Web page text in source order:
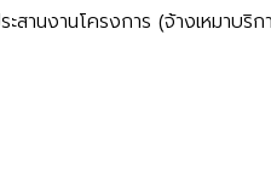
ะสานงานโครงการ (จ้างเหมา